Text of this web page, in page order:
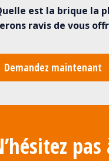
est la brique la
ravis de vous
Demandez maintenant